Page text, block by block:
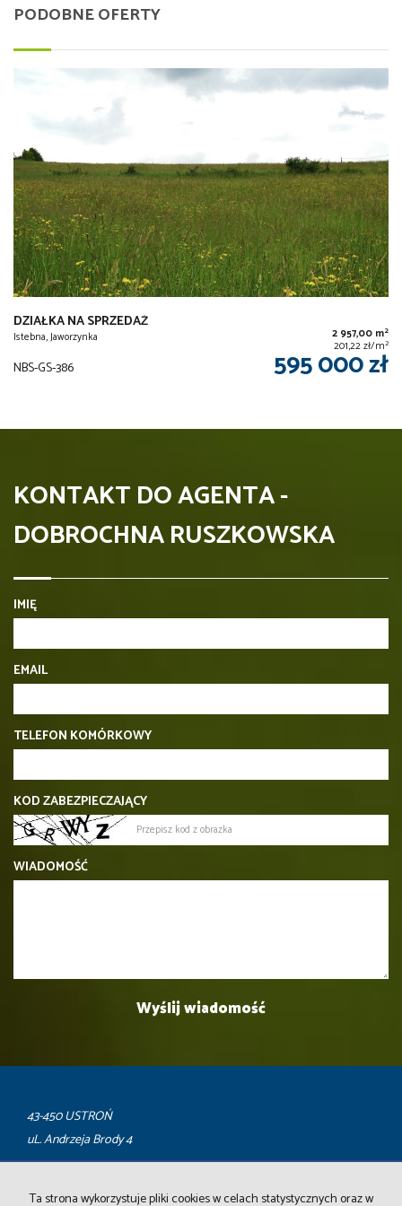
PODOBNE OFERTY
DZIAŁKA NA SPRZEDAŻ
Istebna, Jaworzynka 2 957,00 m2
201,22 zł/m2
NBS-GS-386 595 000 zł
KONTAKT DO AGENTA -
DOBROCHNA RUSZKOWSKA
IMIĘ
EMAIL
TELEFON KOMÓRKOWY
KOD ZABEZPIECZAJĄCY
WIADOMOŚĆ
43-450 USTROŃ
uL. Andrzeja Brody 4
Ta strona wykorzystuje pliki cookies w celach statystycznych oraz w